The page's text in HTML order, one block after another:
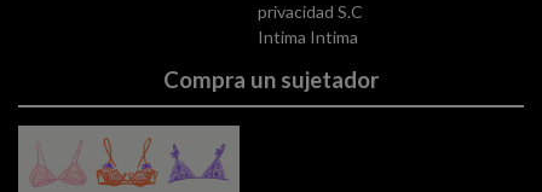
privacidad S.C
Intima Intima
Compra un sujetador